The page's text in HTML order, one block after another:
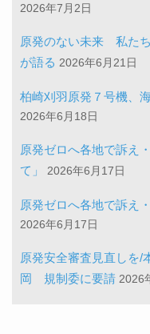
2026年7月2日
原発のない未来 私た
が語る 2026年6月21日
柏崎刈羽原発７号機、
2026年6月18日
原発ゼロへ各地で訴え
て」
2026年6月17日
原発ゼロへ各地で訴え
2026年6月17日
原発安全審査見直しを
岡 規制委に要請 2026